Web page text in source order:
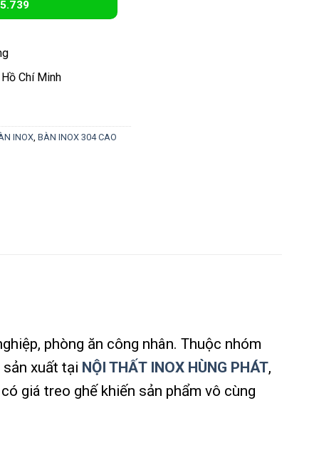
Chí Minh
INOX BÀN INOX 304 CAO
phòng ăn công nhân. Thuộc nhóm
xuất tại NỘI THẤT INOX HÙNG PHÁT,
giá treo ghế khiến sản phẩm vô cùng